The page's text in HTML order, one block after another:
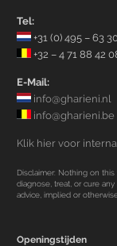
Tel:
+31 (0) 495 – 63
+32 – 4 71 88 42
E-Mail:
info@gharieni.nl
info@gharieni.be
Klik hier voor
Disclaimer: Nothing on
diagnose, treat, or cure
advice, implied or
Openingstijden